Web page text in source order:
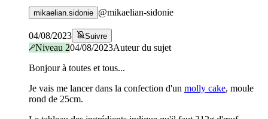
mikaelian.sidonie @mikaelian-sidonie
04/08/2023 Suivre
Niveau 204/08/2023Auteur du sujet
Bonjour à toutes et tous...
Je vais me lancer dans la confection d'un molly cake, moule
rond de 25cm.